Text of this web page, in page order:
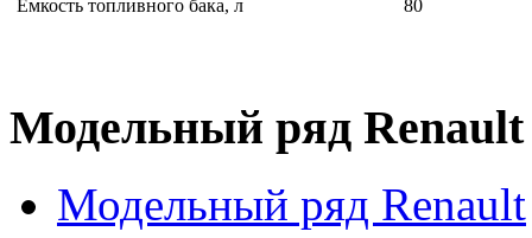
Емкость топливного бака, л
80
Модельный ряд Renault
Модельный ряд Renault